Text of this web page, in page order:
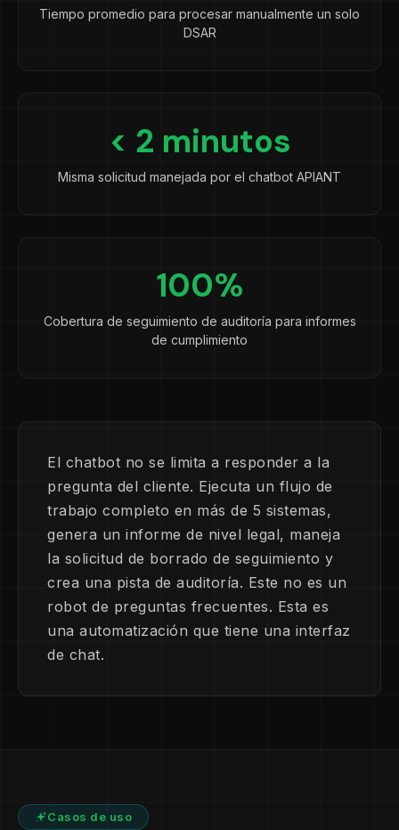
Tiempo promedio para procesar manualmente un solo
DSAR
< 2 minutos
Misma solicitud manejada por el chatbot APIANT
100%
Cobertura de seguimiento de auditoría para informes
de cumplimiento
El chatbot no se limita a responder a la
pregunta del cliente. Ejecuta un flujo de
trabajo completo en más de 5 sistemas,
genera un informe de nivel legal, maneja
la solicitud de borrado de seguimiento y
crea una pista de auditoría. Este no es un
robot de preguntas frecuentes. Esta es
una automatización que tiene una interfaz
de chat.
Casos de uso